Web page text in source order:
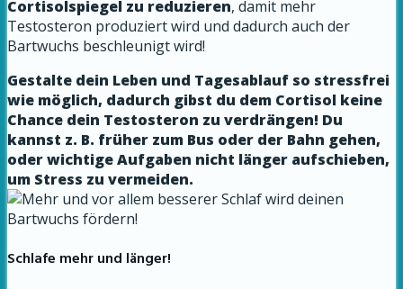
Cortisolspiegel zu reduzieren, damit mehr
Testosteron produziert wird und dadurch auch der
Bartwuchs beschleunigt wird!
Gestalte dein Leben und Tagesablauf so stressfrei
wie möglich, dadurch gibst du dem Cortisol keine
Chance dein Testosteron zu verdrängen! Du
kannst z. B. früher zum Bus oder der Bahn gehen,
oder wichtige Aufgaben nicht länger aufschieben,
um Stress zu vermeiden.
Schlafe mehr und länger!